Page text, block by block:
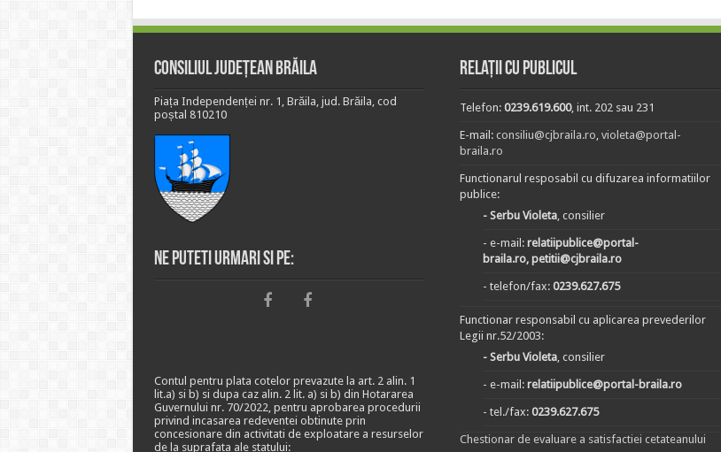
Consiliul Județean Brăila
Piața Independenței nr. 1, Brăila, jud. Brăila, cod
poștal 810210
Ne puteti urmari si pe:
Contul pentru plata cotelor prevazute la art. 2 alin. 1
lit.a) si b) si dupa caz alin. 2 lit. a) si b) din Hotararea
Guvernului nr. 70/2022, pentru aprobarea procedurii
privind incasarea redeventei obtinute prin
concesionare din activitati de exploatare a resurselor
de la suprafata ale statului:
Relații cu publicul
Telefon:0239.619.600, int. 202 sau 231
E-mail:consiliu@cjbraila.ro,violeta@portal-
braila.ro
Functionarul resposabil cu difuzarea informatiilor
publice:
- Serbu Violeta, consilier
- e-mail:relatiipublice@portal-
braila.ro, petitii@cjbraila.ro
- telefon/fax:0239.627.675
Functionar responsabil cu aplicarea prevederilor
Legii nr.52/2003:
- Serbu Violeta, consilier
- e-mail:relatiipublice@portal-braila.ro
- tel./fax:0239.627.675
Chestionar de evaluare a satisfactiei cetateanului